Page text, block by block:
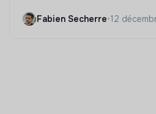
Fabien Secherre•12